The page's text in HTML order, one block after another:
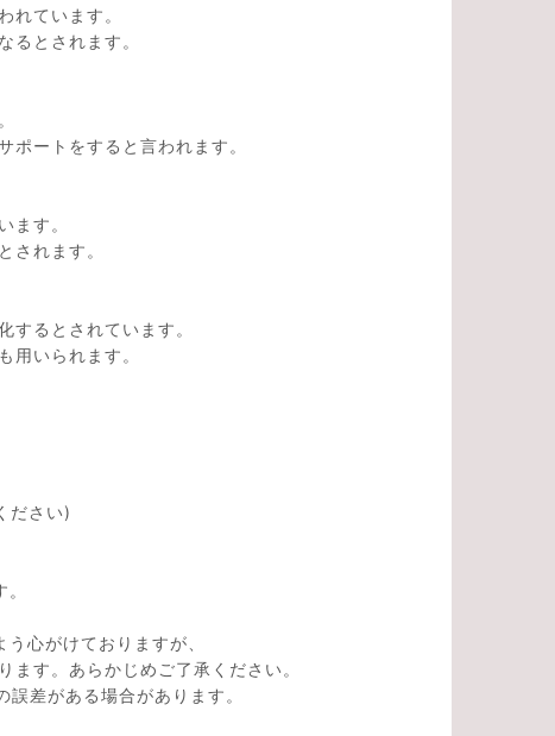
れています。
るとされます。
ートをすると言われます。
ます。
されます。
るとされています。
用いられます。
さい)
心がけておりますが、
す。あらかじめご了承ください。
差がある場合があります。